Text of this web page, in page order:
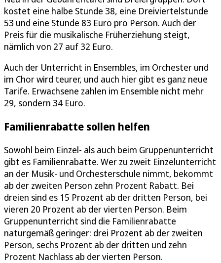
kostet eine halbe Stunde 38, eine Dreiviertelstunde
53 und eine Stunde 83 Euro pro Person. Auch der
Preis für die musikalische Früherziehung steigt,
nämlich von 27 auf 32 Euro.
Auch der Unterricht in Ensembles, im Orchester und
im Chor wird teurer, und auch hier gibt es ganz neue
Tarife. Erwachsene zahlen im Ensemble nicht mehr
29, sondern 34 Euro.
Familienrabatte sollen helfen
Sowohl beim Einzel- als auch beim Gruppenunterricht
gibt es Familienrabatte. Wer zu zweit Einzelunterricht
an der Musik- und Orchesterschule nimmt, bekommt
ab der zweiten Person zehn Prozent Rabatt. Bei
dreien sind es 15 Prozent ab der dritten Person, bei
vieren 20 Prozent ab der vierten Person. Beim
Gruppenunterricht sind die Familienrabatte
naturgemäß geringer: drei Prozent ab der zweiten
Person, sechs Prozent ab der dritten und zehn
Prozent Nachlass ab der vierten Person.